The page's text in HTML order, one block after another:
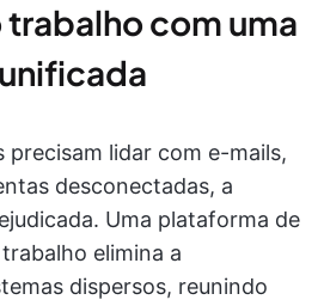
trabalho com uma
precisam lidar com e-mails,
desconectadas, a
Uma plataforma de
elimina a
dispersos, reunindo